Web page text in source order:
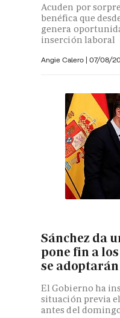
Acuden por
benéfica que
genera
inserción laboral
Angie Calero | 07/08/
Sánchez da
pone fin a
se
El Gobierno ha
situación previa
antes del